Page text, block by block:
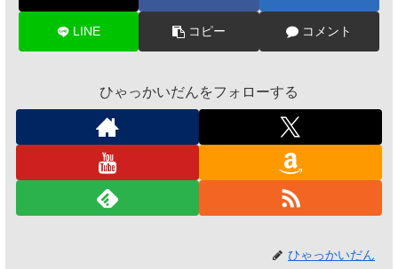
LINE コピー コメント
ひゃっかいだんをフォローする
ひゃっかいだん